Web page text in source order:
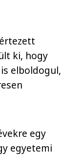
ki, hogy
elboldogul,
egy
egyetemi